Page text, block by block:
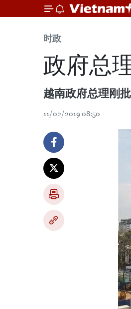
时政
政府总
越南政府总理刚
11/02/2019 08:50